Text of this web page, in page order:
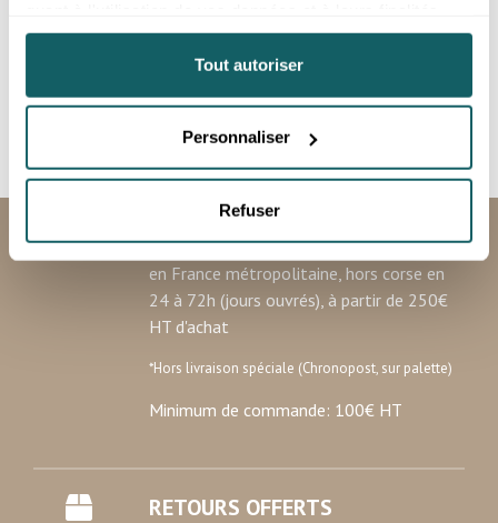
Vous pouvez modifier ou retirer votre consentement à
tout moment en consultant la Déclaration relative aux
cookies ou en cliquant sur l'icône de confidentialité.
Si vous le permettez, nous aimerions également :
Collecter des informations sur votre localisation
géographique qui peuvent être précises à plusieurs
pour en relever les caractéristiques spécifiques
(empreintes digitales).
Pour en savoir plus sur le traitement de vos données
personnelles et définir vos préférences, reportez-vous à
votre consentement à tout moment à partir de la
Les cookies nous permettent de personnaliser le contenu
Tout autoriser
Personnaliser
Refuser
merci devous inscrire ou de vous
Inde
connecter
Inde
LIVRAISON GRATUITE
en France métropolitaine, hors corse en
24 à 72h (jours ouvrés), à partir de 250€
HT d'achat
*Hors livraison spéciale (Chronopost, sur palette)
Minimum de commande: 100€ HT
RETOURS OFFERTS